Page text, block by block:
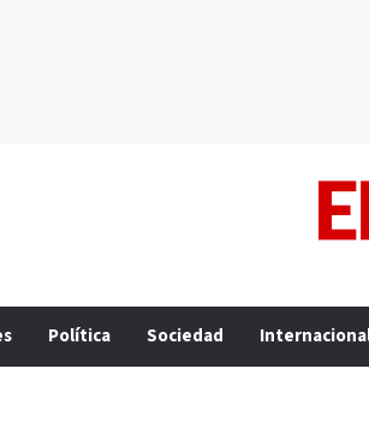
Política Sociedad